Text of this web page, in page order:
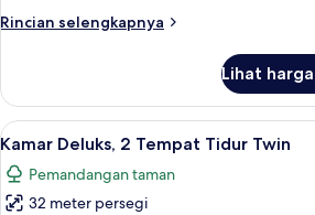
King
Rincian selengkapnya
Rincian
Kamar
Deluks,
1
Tidur
King
Lihat
Lihat
semua
foto
untuk
Kamar
10
Kamar Deluks, 2 Tempat Tidur Twin
Pemandangan taman
32 meter persegi